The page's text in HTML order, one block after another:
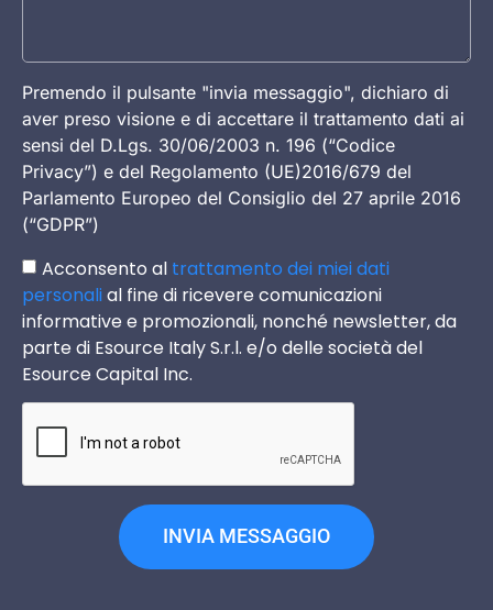
Premendo il pulsante "invia messaggio", dichiaro di
aver preso visione e di accettare il trattamento dati ai
sensi del D.Lgs. 30/06/2003 n. 196 (“Codice
Privacy”) e del Regolamento (UE)2016/679 del
Parlamento Europeo del Consiglio del 27 aprile 2016
(“GDPR”)
Acconsento al trattamento dei miei dati
personalial fine di ricevere comunicazioni
informative e promozionali, nonché newsletter, da
parte di Esource Italy S.r.l. e/o delle società del
Esource Capital Inc.
INVIA MESSAGGIO